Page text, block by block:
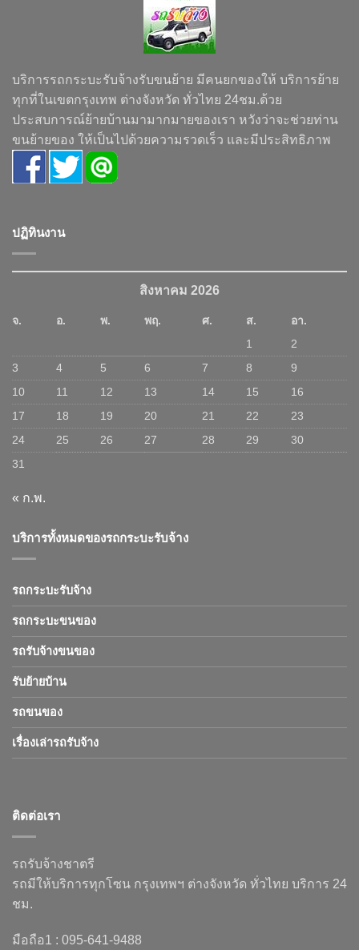
บริการรถกระบะรับจ้างรับขนย้าย มีคนยกของให้ บริการย้าย
ทุกที่ในเขตกรุงเทพ ต่างจังหวัด ทั่วไทย 24ชม.ด้วย
ประสบการณ์ย้ายบ้านมามากมายของเรา หวังว่าจะช่วยท่าน
ขนย้ายของ ให้เป็นไปด้วยความรวดเร็ว และมีประสิทธิภาพ
ปฏิทินงาน
สิงหาคม 2026
จ. อ. พ. พฤ. ศ. ส.
อา.
1
2
3
4 5 6 7 8
9
10
11 12 13 14 15
16
17
18 19 20 21 22
23
24
25 26 27 28 29
30
31
« ก.พ.
บริการทั้งหมดของรถกระบะรับจ้าง
รถกระบะรับจ้าง
รถกระบะขนของ
รถรับจ้างขนของ
รับย้ายบ้าน
รถขนของ
เรื่องเล่ารถรับจ้าง
ติดต่อเรา
รถรับจ้างชาตรี
รถมีให้บริการทุกโซน กรุงเทพฯ ต่างจังหวัด ทั่วไทย บริการ 24
ชม.
มือถือ1 : 095-641-9488